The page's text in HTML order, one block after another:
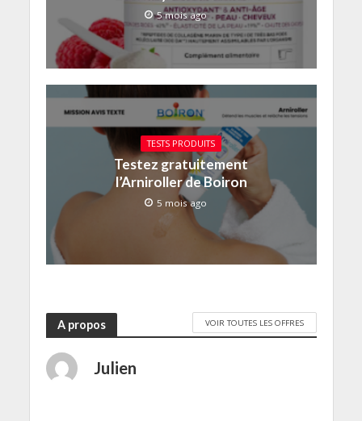
5 mois ago
TESTS PRODUITS
Testez gratuitement
l’Arniroller de Boiron
5 mois ago
A propos VOIR TOUTES LES OFFRES
Julien